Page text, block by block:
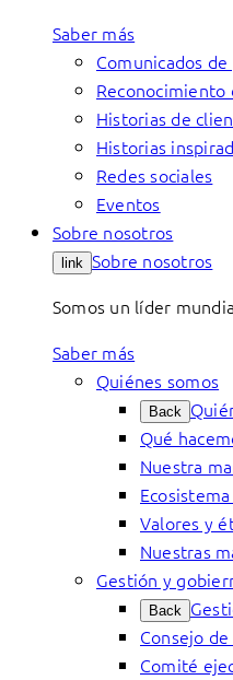
Saber más
Comunicados de
Reconocimiento
Historias de
Historias
Redes sociales
Eventos
Sobre nosotros
link Sobre nosotros
Somos un líder
Saber más
Quiénes somos
Back
Qué
Nuestra
Valores y
Nuestras
Gestión y
Back
Consejo
Comité